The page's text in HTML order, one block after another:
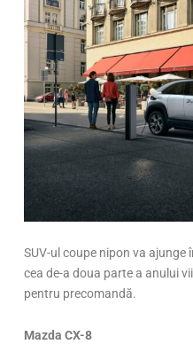
SUV-ul coupe nipon va
cea de-a doua parte a anului
pentru precomandă.
Mazda CX-8